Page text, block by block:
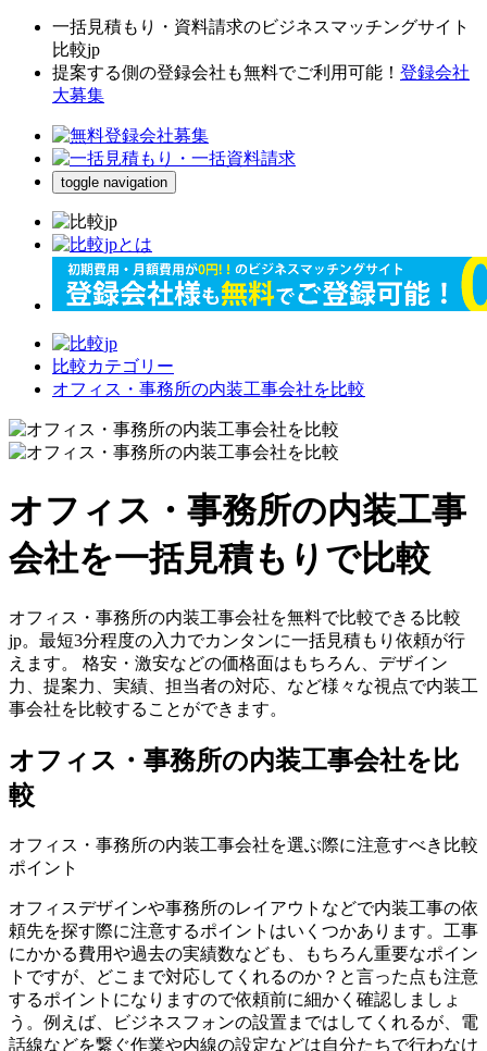
一括見積もり・資料請求のビジネスマッチングサイト
比較jp
提案する側の登録会社も無料でご利用可能！ 登録会社
大募集
toggle navigation
比較カテゴリー
オフィス・事務所の内装工事会社を比較
オフィス・事務所の内装工事
会社を一括見積もりで比較
オフィス・事務所の内装工事会社を無料で比較できる比較
jp。最短3分程度の入力でカンタンに一括見積もり依頼が行
えます。 格安・激安などの価格面はもちろん、デザイン
力、提案力、実績、担当者の対応、など様々な視点で内装工
事会社を比較することができます。
オフィス・事務所の内装工事会社を比
較
オフィス・事務所の内装工事会社を選ぶ際に注意すべき比較
ポイント
オフィスデザインや事務所のレイアウトなどで内装工事の依
頼先を探す際に注意するポイントはいくつかあります。工事
にかかる費用や過去の実績数なども、もちろん重要なポイン
トですが、どこまで対応してくれるのか？と言った点も注意
するポイントになりますので依頼前に細かく確認しましょ
う。例えば、ビジネスフォンの設置まではしてくれるが、電
話線などを繋ぐ作業や内線の設定などは自分たちで行わなけ